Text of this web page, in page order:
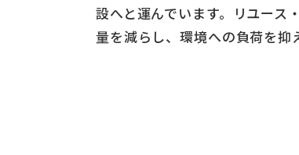
設へと運んでいます。リユース
量を減らし、環境への負荷を抑